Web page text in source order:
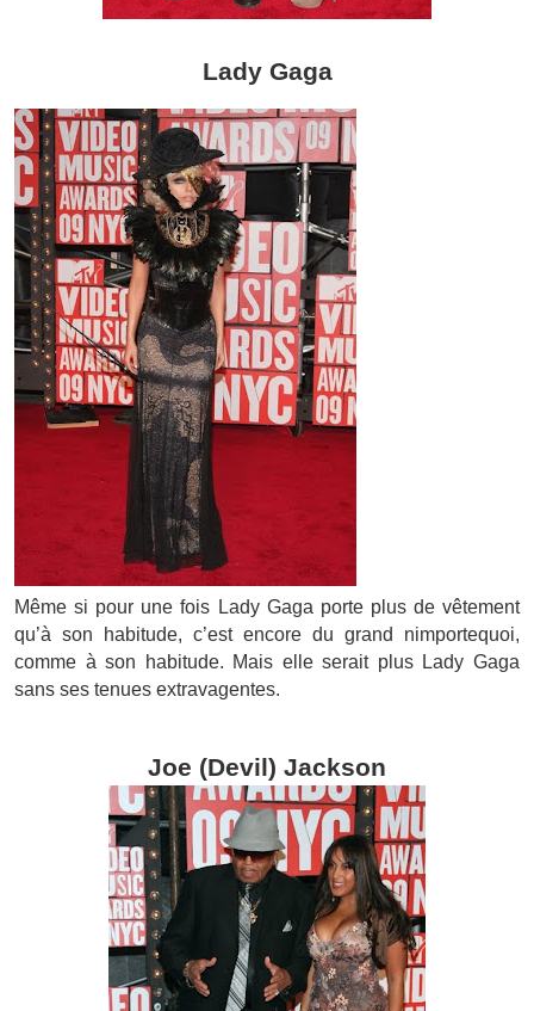
Lady Gaga
Même si pour une fois Lady Gaga porte plus de vêtement
qu’à son habitude, c’est encore du grand nimportequoi,
comme à son habitude. Mais elle serait plus Lady Gaga
sans ses tenues extravagentes.
Joe (Devil) Jackson